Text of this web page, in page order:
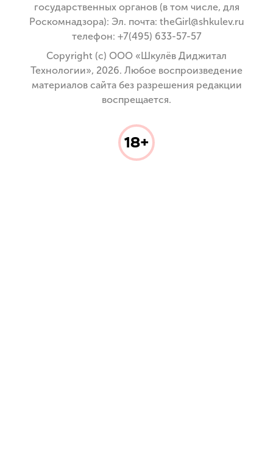
государственных органов (в том числе, для
Роскомнадзора): Эл. почта: theGirl@shkulev.ru
телефон: +7(495) 633-57-57
Copyright (с) ООО «Шкулёв Диджитал
Технологии», 2026. Любое воспроизведение
материалов сайта без разрешения редакции
воспрещается.
18+